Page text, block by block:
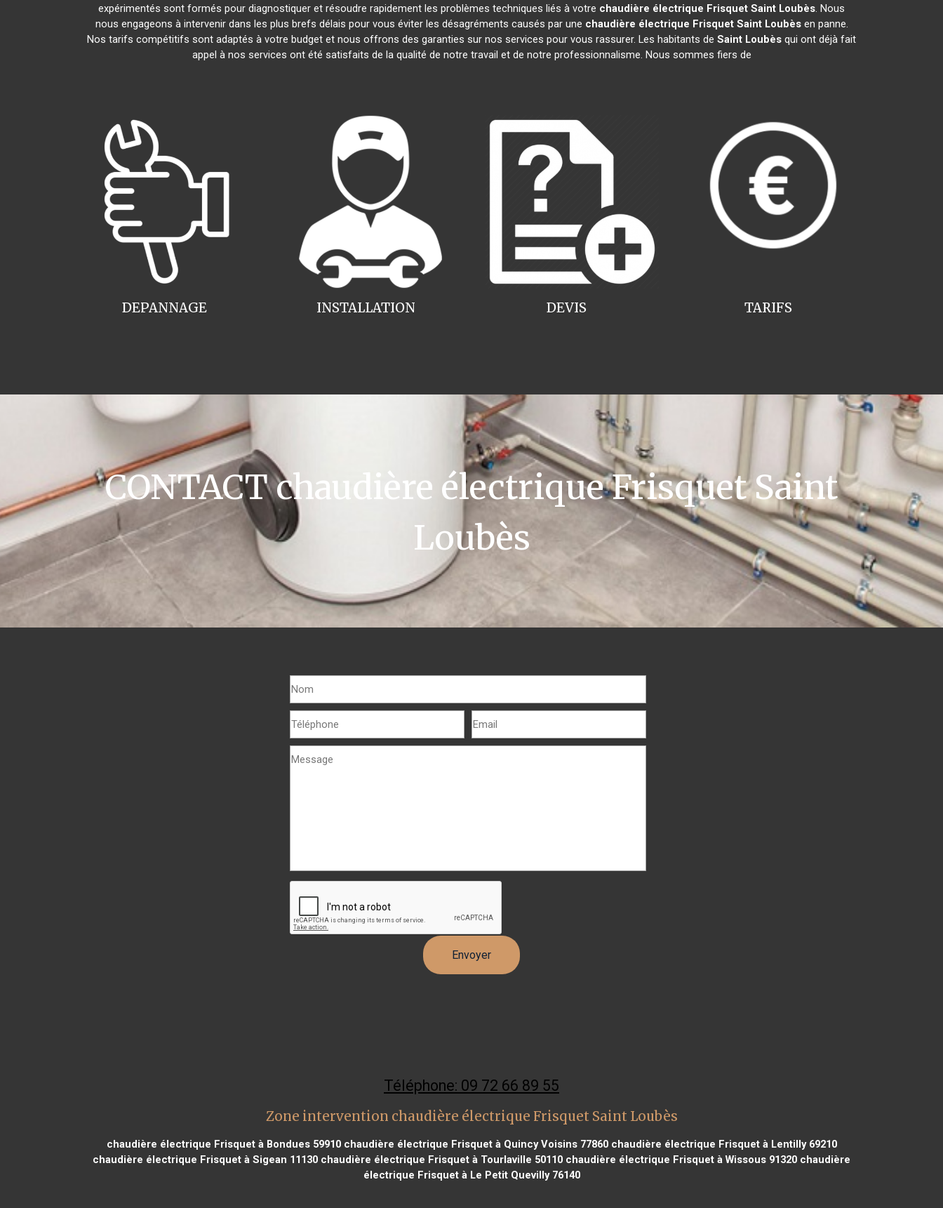
expérimentés sont formés pour diagnostiquer et résoudre rapidement les problèmes techniques liés à votre chaudière électrique Frisquet Saint Loubès. Nous
nous engageons à intervenir dans les plus brefs délais pour vous éviter les désagréments causés par une chaudière électrique Frisquet Saint Loubèsen panne.
Nos tarifs compétitifs sont adaptés à votre budget et nous offrons des garanties sur nos services pour vous rassurer. Les habitants de Saint Loubès qui ont déjà fait
appel à nos services ont été satisfaits de la qualité de notre travail et de notre professionnalisme. Nous sommes fiers de
INSTALLATION
DEPANNAGE TARIFS
DEVIS
CONTACT chaudière électrique Frisquet Saint
Loubès
Téléphone: 09 72 66 89 55
Zone intervention chaudière électrique Frisquet Saint Loubès
chaudière électrique Frisquet à Bondues 59910chaudière électrique Frisquet à Quincy Voisins 77860chaudière électrique Frisquet à Lentilly 69210
chaudière électrique Frisquet à Sigean 11130 chaudière électrique Frisquet à Tourlaville 50110 chaudière électrique Frisquet à Wissous 91320 chaudière
électrique Frisquet à Le Petit Quevilly 76140